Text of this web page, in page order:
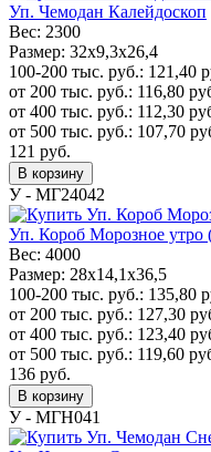
Уп. Чемодан Калейдоскоп
Вес: 2300
Размер: 32х9,3х26,4
100-200 тыс. руб.: 121,40
от 200 тыс. руб.: 116,80
от 400 тыс. руб.: 112,30
от 500 тыс. руб.: 107,70
121 руб.
В корзину
У - МГ24042
Уп. Короб Морозное утро
Вес: 4000
Размер: 28х14,1х36,5
100-200 тыс. руб.: 135,80
от 200 тыс. руб.: 127,30
от 400 тыс. руб.: 123,40
от 500 тыс. руб.: 119,60
136 руб.
В корзину
У - МГН041